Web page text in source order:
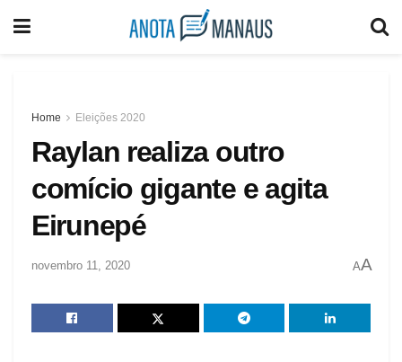
Home Eleições 2020
Raylan realiza outro
comício gigante e agita
Eirunepé
novembro 11, 2020 AA